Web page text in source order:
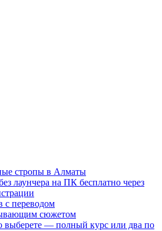
стропы в Алматы
лаунчера на ПК бесплатно через
с переводом
сюжетом
выберете — полный курс или два по